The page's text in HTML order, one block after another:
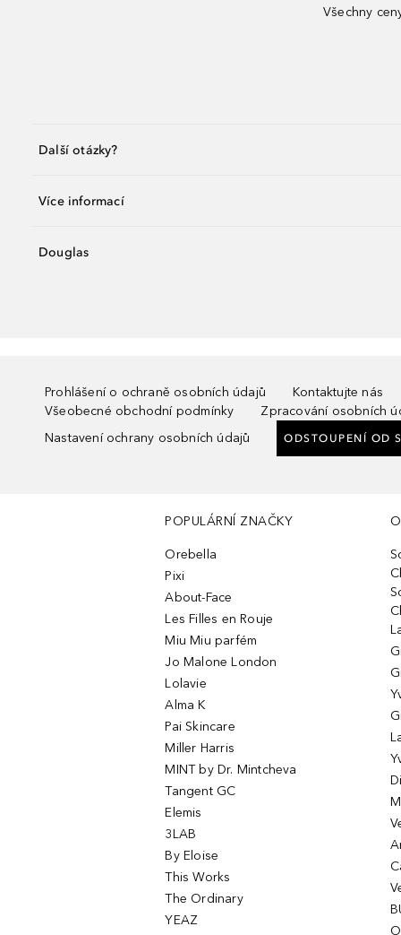
Všechny
Další otázky?
Více informací
Douglas
Prohlášení o ochraně osobních údajů
Kontaktujte nás
Všeobecné obchodní podmínky
Zpracování osobních
Nastavení ochrany osobních údajů
ODSTOUPENÍ OD
POPULÁRNÍ ZNAČKY
Orebella
Pixi
About-Face
Les Filles en Rouje
Miu Miu parfém
Jo Malone London
Lolavie
Alma K
Pai Skincare
Miller Harris
MINT by Dr. Mintcheva
Tangent GC
Elemis
3LAB
By Eloise
This Works
The Ordinary
YEAZ